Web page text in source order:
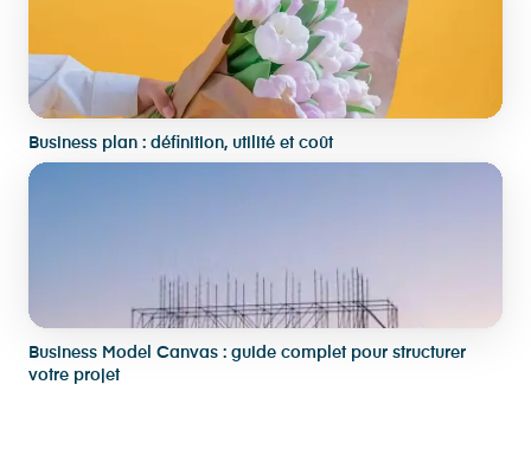
Business plan : définition, utilité et coût
Business Model Canvas : guide complet pour structurer
votre projet